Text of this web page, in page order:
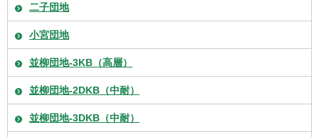
二子団地
小宮団地
並柳団地-3KB（高層）
並柳団地-2DKB（中耐）
並柳団地-3DKB（中耐）